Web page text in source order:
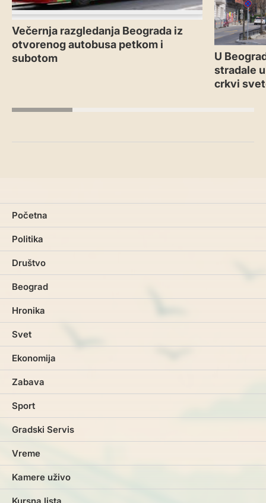
Večernja razgledanja Beograda iz
otvorenog autobusa petkom i
subotom
U
stradale
crkvi
Početna
Politika
Društvo
Beograd
Hronika
Svet
Ekonomija
Zabava
Sport
Gradski Servis
Vreme
Kamere uživo